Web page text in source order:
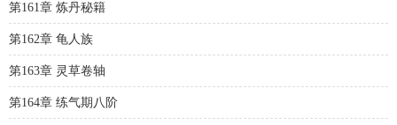
第161章 炼丹秘籍
第162章 龟人族
第163章 灵草卷轴
第164章 练气期八阶